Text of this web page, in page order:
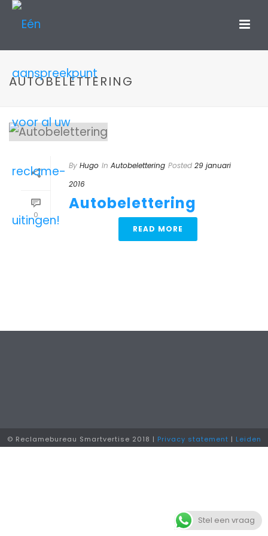
AUTOBELETTERING
0
By Hugo In Autobelettering Posted 29 januari
2016
Autobelettering
READ MORE
© Reclamebureau Smartvertise 2018 | Privacy statement | Leiden
Stel een vraag